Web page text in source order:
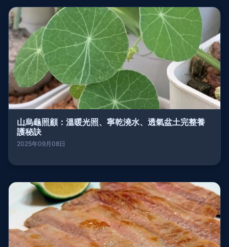
山烏龜照顧：溫暖光照、寧乾澆水、透氣盆土完整養
護秘訣
2025年09月08日